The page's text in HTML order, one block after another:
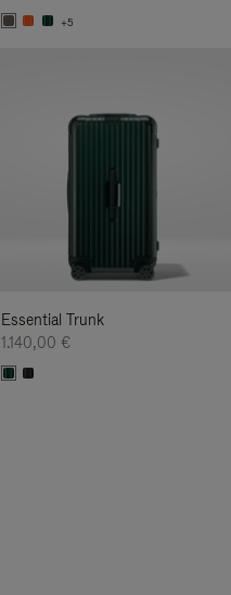
+5
Essential Trunk
1.140,00 €